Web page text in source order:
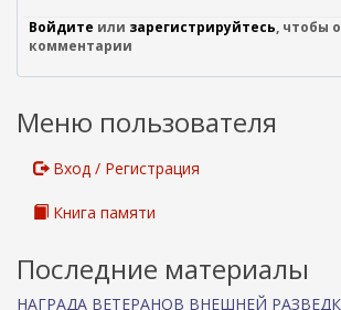
Войдите или зарегистрируйтесь, чтобы
комментарии
Меню пользователя
Вход / Регистрация
Книга памяти
Последние материалы
НАГРАДА ВЕТЕРАНОВ ВНЕШНЕЙ